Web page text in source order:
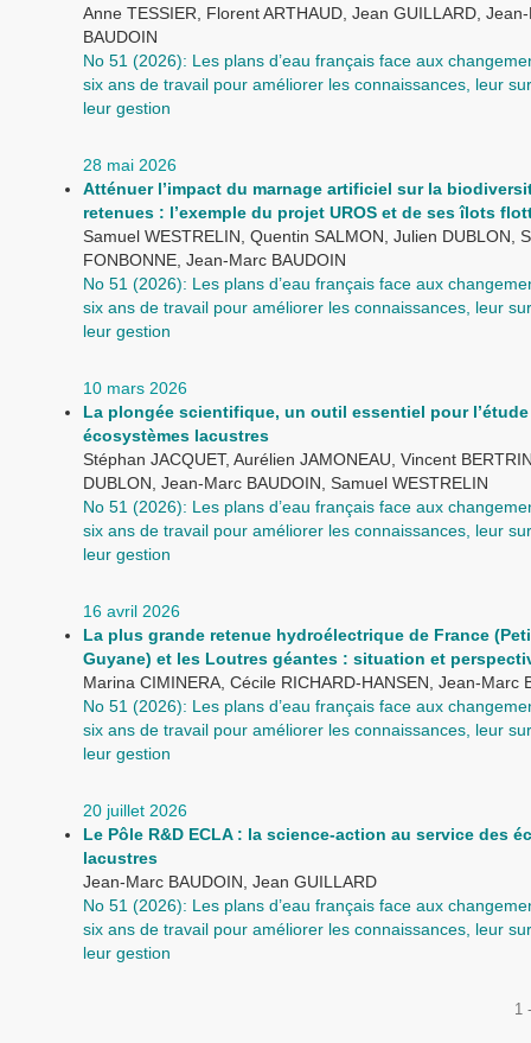
Anne TESSIER, Florent ARTHAUD, Jean GUILLARD,
BAUDOIN
No 51 (2026): Les plans d’eau français face aux
six ans de travail pour améliorer les connaissances, leur
leur gestion
28 mai 2026
Atténuer l’impact du marnage artificiel sur la
retenues : l’exemple du projet UROS et de ses îlots
Samuel WESTRELIN, Quentin SALMON, Julien DUBLON,
FONBONNE, Jean-Marc BAUDOIN
No 51 (2026): Les plans d’eau français face aux
six ans de travail pour améliorer les connaissances, leur
leur gestion
10 mars 2026
La plongée scientifique, un outil essentiel pour
écosystèmes lacustres
Stéphan JACQUET, Aurélien JAMONEAU, Vincent
DUBLON, Jean-Marc BAUDOIN, Samuel WESTRELIN
No 51 (2026): Les plans d’eau français face aux
six ans de travail pour améliorer les connaissances, leur
leur gestion
16 avril 2026
La plus grande retenue hydroélectrique de France
Guyane) et les Loutres géantes : situation et
Marina CIMINERA, Cécile RICHARD-HANSEN, Jean-Marc
No 51 (2026): Les plans d’eau français face aux
six ans de travail pour améliorer les connaissances, leur
leur gestion
20 juillet 2026
Le Pôle R&D ECLA : la science-action au service des
lacustres
Jean-Marc BAUDOIN, Jean GUILLARD
No 51 (2026): Les plans d’eau français face aux
six ans de travail pour améliorer les connaissances, leur
leur gestion
1